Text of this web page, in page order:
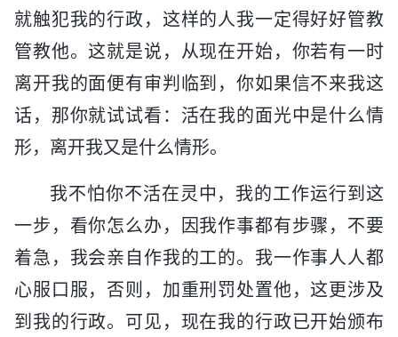
就触犯我的行政，这样的人我一定得好好管教
管教他。这就是说，从现在开始，你若有一时
离开我的面便有审判临到，你如果信不来我这
话，那你就试试看：活在我的面光中是什么情
形，离开我又是什么情形。
我不怕你不活在灵中，我的工作运行到这
一步，看你怎么办，因我作事都有步骤，不要
着急，我会亲自作我的工的。我一作事人人都
心服口服，否则，加重刑罚处置他，这更涉及
到我的行政。可见，现在我的行政已开始颁布